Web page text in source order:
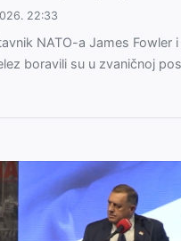
22:33
NATO-a James Fowler
boravili su u zvaničnoj